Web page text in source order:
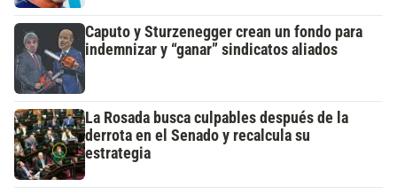
Caputo y Sturzenegger crean un fondo para
indemnizar y “ganar” sindicatos aliados
La Rosada busca culpables después de la
derrota en el Senado y recalcula su
estrategia